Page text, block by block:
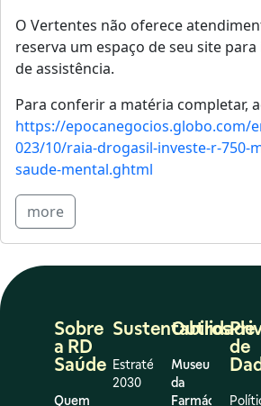
O Vertentes não oferece
reserva um espaço de seu site
de assistência.
Para conferir a matéria completar,
https://epocanegocios.globo.com/
023/10/raia-drogasil-investe-r-750-
saude-mental.ghtml
more
Sobre
a RD
Saúde
Quem
Sustentabilidade
Estratégia
2030
Outros
Museu
da
Farmácia
de